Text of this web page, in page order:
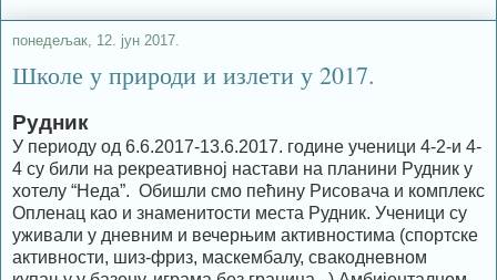
понедељак, 12. јун 2017.
Школе у природи и излети у 2017.
Рудник
У периоду од 6.6.2017-13.6.2017. године ученици 4-2-и 4-
4 су били на рекреативној настави на планини Рудник у
хотелу “Неда”. Обишли смо пећину Рисовача и комплекс
Опленац као и знаменитости места Рудник. Ученици су
уживали у дневним и вечерњим активностима (спортске
активности, шиз-фриз, маскембалу, свакодневном